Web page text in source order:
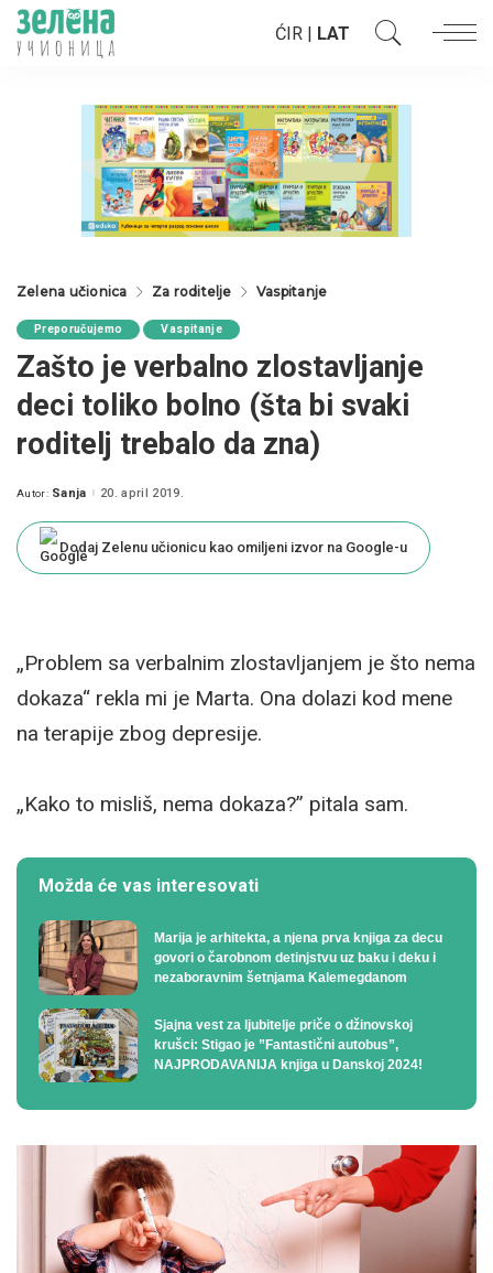
ĆIR | LAT
Zelena učionica Za roditelje Vaspitanje
Preporučujemo Vaspitanje
Zašto je verbalno zlostavljanje
deci toliko bolno (šta bi svaki
roditelj trebalo da zna)
Posted
Autor: Sanja 20. april 2019.
Dodaj Zelenu učionicu kao omiljeni izvor na Google-u
„Problem sa verbalnim zlostavljanjem je što nema
dokaza“ rekla mi je Marta. Ona dolazi kod mene
na terapije zbog depresije.
„Kako to misliš, nema dokaza?” pitala sam.
Možda će vas interesovati
Marija je arhitekta, a njena prva knjiga za decu
govori o čarobnom detinjstvu uz baku i deku i
nezaboravnim šetnjama Kalemegdanom
Sjajna vest za ljubitelje priče o džinovskoj
krušci: Stigao je ”Fantastični autobus”,
NAJPRODAVANIJA knjiga u Danskoj 2024!